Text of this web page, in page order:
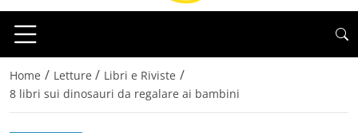
Home / Letture / Libri e Riviste /
8 libri sui dinosauri da regalare ai bambini